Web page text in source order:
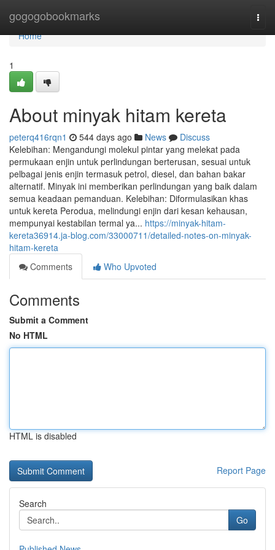
gogogobookmarks
Home
Home
1
About minyak hitam kereta
peterq416rqn1 544 days ago News
Discuss
Kelebihan: Mengandungi molekul pintar yang melekat pada
permukaan enjin untuk perlindungan berterusan, sesuai untuk
pelbagai jenis enjin termasuk petrol, diesel, dan bahan bakar
alternatif. Minyak ini memberikan perlindungan yang baik dalam
semua keadaan pemanduan. Kelebihan: Diformulasikan khas
untuk kereta Perodua, melindungi enjin dari kesan kehausan,
mempunyai kestabilan termal ya... https://minyak-hitam-
kereta36914.ja-blog.com/33000711/detailed-notes-on-minyak-
hitam-kereta
Comments
Who Upvoted
Comments
Submit a Comment
No HTML
HTML is disabled
Report Page
Search
Go